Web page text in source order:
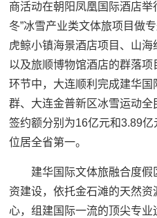
商活动在朝阳凤凰国际酒店举
冬”冰雪产业类文体旅项目做
虎鲸小镇海景酒店项目、山
以及旅顺博物馆酒店的群落
环节中，大连顺利完成建华
群、大连金普新区冰雪运动全
签约额分别为16亿元和3.89亿
位居全省第一。
建华国际文体旅融合度
资建设，依托金石滩的天然资
心，组建国际一流的顶尖专